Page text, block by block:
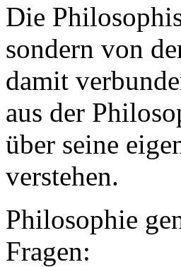
Die
sondern von
damit
aus der
über seine
verstehen.
Philosophie
Fragen: